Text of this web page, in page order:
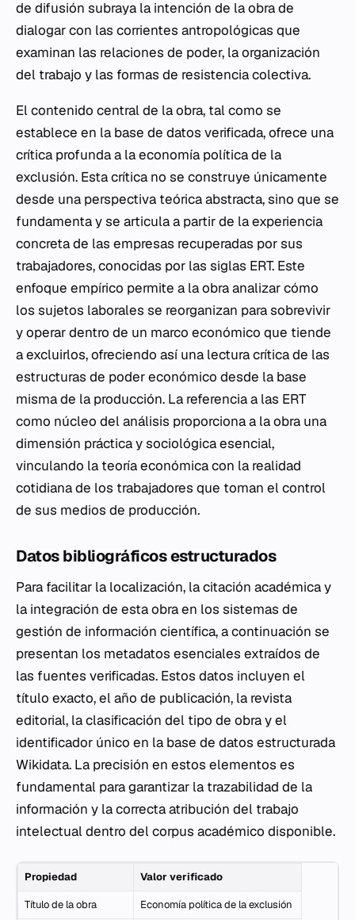
de difusión subraya la intención de la obra de
dialogar con las corrientes antropológicas que
examinan las relaciones de poder, la organización
del trabajo y las formas de resistencia colectiva.
El contenido central de la obra, tal como se
establece en la base de datos verificada, ofrece una
crítica profunda a la economía política de la
exclusión. Esta crítica no se construye únicamente
desde una perspectiva teórica abstracta, sino que se
fundamenta y se articula a partir de la experiencia
concreta de las empresas recuperadas por sus
trabajadores, conocidas por las siglas ERT. Este
enfoque empírico permite a la obra analizar cómo
los sujetos laborales se reorganizan para sobrevivir
y operar dentro de un marco económico que tiende
a excluirlos, ofreciendo así una lectura crítica de las
estructuras de poder económico desde la base
misma de la producción. La referencia a las ERT
como núcleo del análisis proporciona a la obra una
dimensión práctica y sociológica esencial,
vinculando la teoría económica con la realidad
cotidiana de los trabajadores que toman el control
de sus medios de producción.
Datos bibliográficos estructurados
Para facilitar la localización, la citación académica y
la integración de esta obra en los sistemas de
gestión de información científica, a continuación se
presentan los metadatos esenciales extraídos de
las fuentes verificadas. Estos datos incluyen el
título exacto, el año de publicación, la revista
editorial, la clasificación del tipo de obra y el
identificador único en la base de datos estructurada
Wikidata. La precisión en estos elementos es
fundamental para garantizar la trazabilidad de la
información y la correcta atribución del trabajo
intelectual dentro del corpus académico disponible.
Propiedad Valor verificado
Título de la obra Economía política de la exclusión